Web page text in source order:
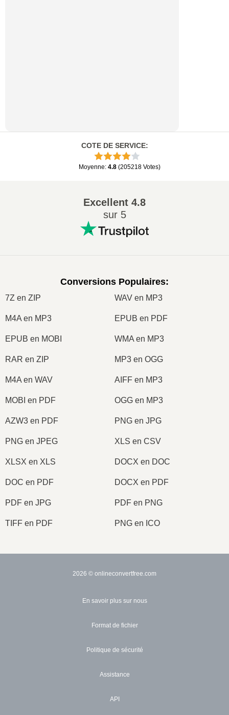
COTE DE SERVICE:
Moyenne: 4.8 (205218 Votes)
Excellent 4.8
sur 5
Conversions Populaires:
7Z en ZIP WAV en MP3
M4A en MP3 EPUB en PDF
EPUB en MOBI WMA en MP3
RAR en ZIP MP3 en OGG
M4A en WAV AIFF en MP3
MOBI en PDF OGG en MP3
AZW3 en PDF PNG en JPG
PNG en JPEG XLS en CSV
XLSX en XLS DOCX en DOC
DOC en PDF DOCX en PDF
PDF en JPG PDF en PNG
TIFF en PDF PNG en ICO
2026 © onlineconvertfree.com
En savoir plus sur nous
Format de fichier
Politique de sécurité
Assistance
API